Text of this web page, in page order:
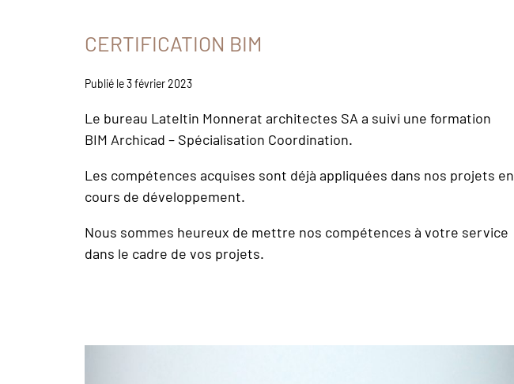
CERTIFICATION BIM
Publié le 3 février 2023
Le bureau Lateltin Monnerat architectes SA a suivi une formation
BIM Archicad – Spécialisation Coordination.
Les compétences acquises sont déjà appliquées dans nos projets en
cours de développement.
Nous sommes heureux de mettre nos compétences à votre service
dans le cadre de vos projets.